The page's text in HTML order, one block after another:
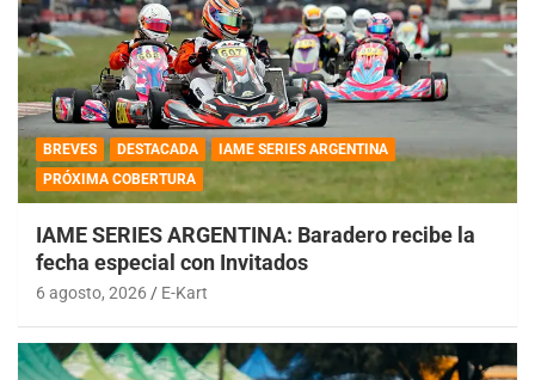
BREVES DESTACADA
IAME SERIES ARGENTINA
PRÓXIMA COBERTURA
IAME SERIES ARGENTINA: Baradero recibe la
fecha especial con Invitados
6 agosto, 2026 E-Kart